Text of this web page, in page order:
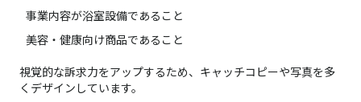
事業内容が浴室設備であること
美容・健康向け商品であること
視覚的な訴求力をアップするため、キャッチコピーや写真を多
くデザインしています。